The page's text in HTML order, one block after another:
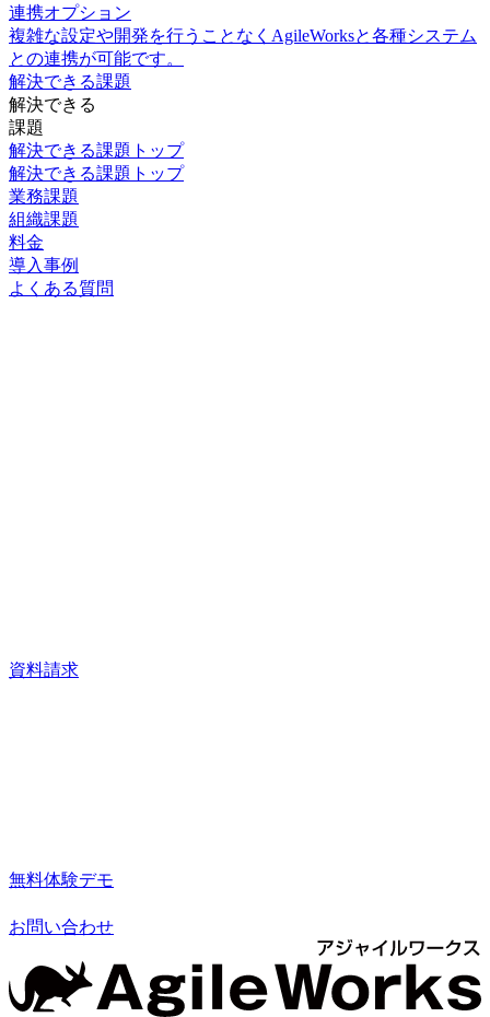
連携オプション
複雑な設定や開発を行うことなくAgileWorksと各種システム
との連携が可能です。
解決できる課題
解決できる
課題
解決できる課題トップ
解決できる課題トップ
業務課題
組織課題
料金
導入事例
よくある質問
資料請求
無料体験デモ
お問い合わせ